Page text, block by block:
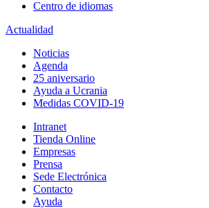
Centro de idiomas
Actualidad
Noticias
Agenda
25 aniversario
Ayuda a Ucrania
Medidas COVID-19
Intranet
Tienda Online
Empresas
Prensa
Sede Electrónica
Contacto
Ayuda